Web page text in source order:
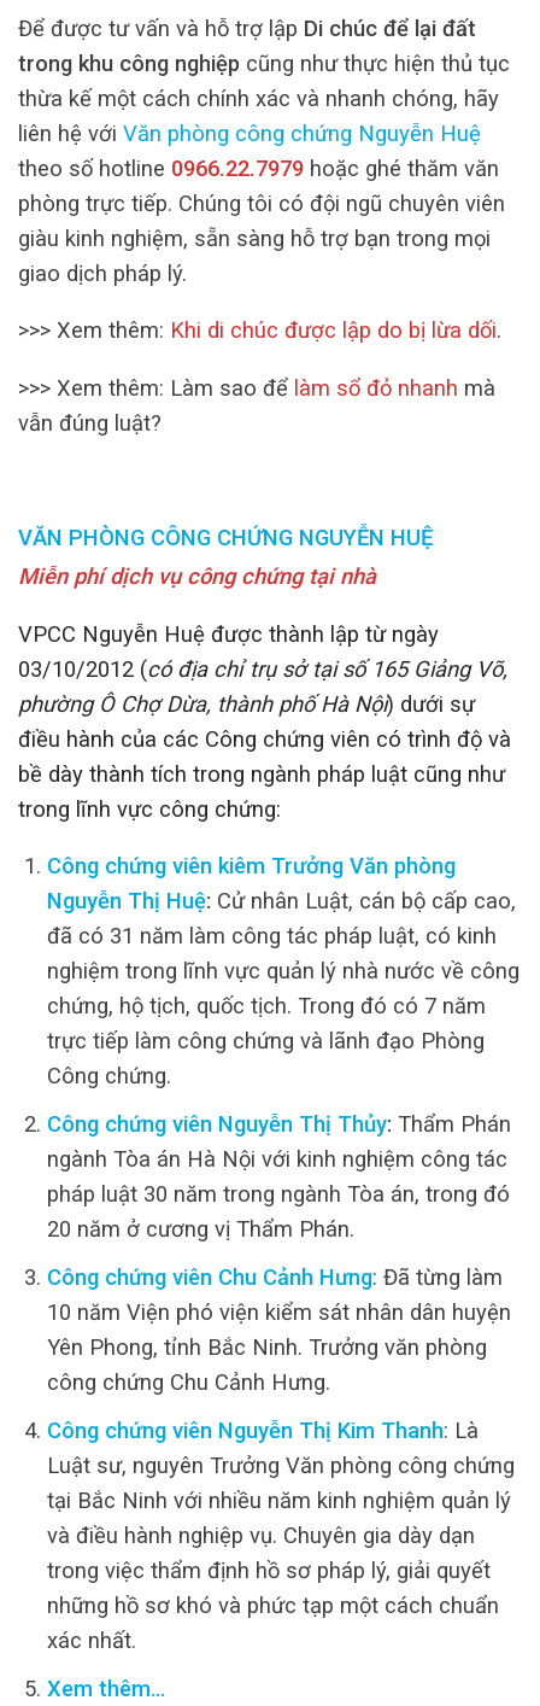
Để được tư vấn và hỗ trợ lập Di chúc để lại đất
trong khu công nghiệp cũng như thực hiện thủ tục
thừa kế một cách chính xác và nhanh chóng, hãy
liên hệ với Văn phòng công chứng Nguyễn Huệ
theo số hotline 0966.22.7979 hoặc ghé thăm văn
phòng trực tiếp. Chúng tôi có đội ngũ chuyên viên
giàu kinh nghiệm, sẵn sàng hỗ trợ bạn trong mọi
giao dịch pháp lý.
>>> Xem thêm: Khi di chúc được lập do bị lừa dối.
>>> Xem thêm: Làm sao để làm sổ đỏ nhanh mà
vẫn đúng luật?
VĂN PHÒNG CÔNG CHỨNG NGUYỄN HUỆ
Miễn phí dịch vụ công chứng tại nhà
VPCC Nguyễn Huệ được thành lập từ ngày
03/10/2012 (có địa chỉ trụ sở tại số 165 Giảng Võ,
phường Ô Chợ Dừa, thành phố Hà Nội) dưới sự
điều hành của các Công chứng viên có trình độ và
bề dày thành tích trong ngành pháp luật cũng như
trong lĩnh vực công chứng:
Công chứng viên kiêm Trưởng Văn phòng
Nguyễn Thị Huệ: Cử nhân Luật, cán bộ cấp cao,
đã có 31 năm làm công tác pháp luật, có kinh
nghiệm trong lĩnh vực quản lý nhà nước về công
chứng, hộ tịch, quốc tịch. Trong đó có 7 năm
trực tiếp làm công chứng và lãnh đạo Phòng
Công chứng.
Công chứng viên Nguyễn Thị Thủy: Thẩm Phán
ngành Tòa án Hà Nội với kinh nghiệm công tác
pháp luật 30 năm trong ngành Tòa án, trong đó
20 năm ở cương vị Thẩm Phán.
Công chứng viên Chu Cảnh Hưng: Đã từng làm
10 năm Viện phó viện kiểm sát nhân dân huyện
Yên Phong, tỉnh Bắc Ninh. Trưởng văn phòng
công chứng Chu Cảnh Hưng.
Công chứng viên Nguyễn Thị Kim Thanh: Là
Luật sư, nguyên Trưởng Văn phòng công chứng
tại Bắc Ninh với nhiều năm kinh nghiệm quản lý
và điều hành nghiệp vụ. Chuyên gia dày dạn
trong việc thẩm định hồ sơ pháp lý, giải quyết
những hồ sơ khó và phức tạp một cách chuẩn
xác nhất.
Xem thêm…